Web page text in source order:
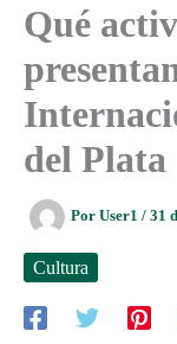
Qué
del Plata
Por User1 / 31
Cultura